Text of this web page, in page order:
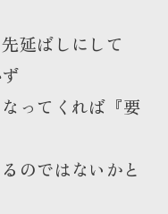
延ばしにして
ってくれば『要
のではないかと